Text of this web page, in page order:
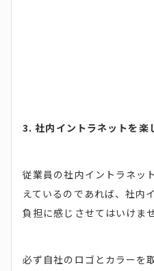
3. 社内イントラネットを楽
従業員の社内イントラネッ
えているのであれば、社内
負担に感じさせてはいけませ
必ず自社のロゴとカラーを